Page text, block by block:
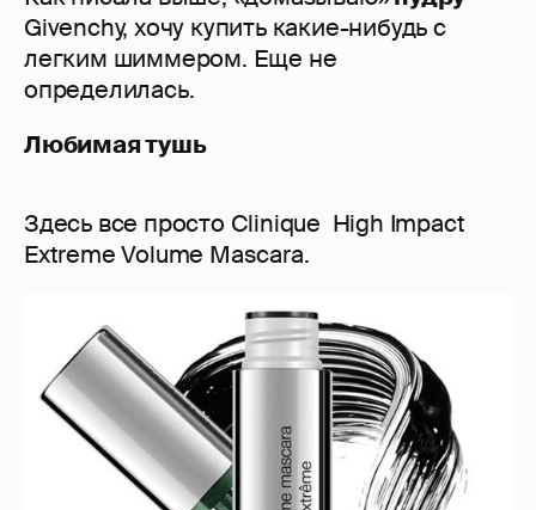
Givenchy, хочу купить какие-нибудь с
легким шиммером. Еще не
определилась.
Любимая тушь
Здесь все просто Clinique High Impact
Extreme Volume Mascara.